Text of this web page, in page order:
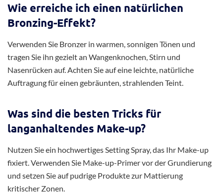
Wie erreiche ich einen natürlichen
Bronzing-Effekt?
Verwenden Sie Bronzer in warmen, sonnigen Tönen und
tragen Sie ihn gezielt an Wangenknochen, Stirn und
Nasenrücken auf. Achten Sie auf eine leichte, natürliche
Auftragung für einen gebräunten, strahlenden Teint.
Was sind die besten Tricks für
langanhaltendes Make-up?
Nutzen Sie ein hochwertiges Setting Spray, das Ihr Make-up
fixiert. Verwenden Sie Make-up-Primer vor der Grundierung
und setzen Sie auf pudrige Produkte zur Mattierung
kritischer Zonen.